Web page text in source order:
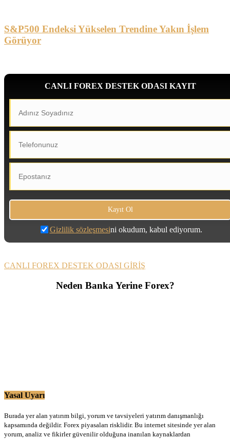
S&P500 Endeksi Yükselen Trendine Yakın İşlem
Görüyor
CANLI FOREX DESTEK ODASI KAYIT
Gizlilik sözleşmesini okudum, kabul ediyorum.
CANLI FOREX DESTEK ODASI GİRİŞ
Neden Banka Yerine Forex?
Yasal Uyarı
Burada yer alan yatırım bilgi, yorum ve tavsiyeleri yatırım danışmanlığı
kapsamında değildir. Forex piyasaları risklidir. Bu internet sitesinde yer alan
yorum, analiz ve fikirler güvenilir olduğuna inanılan kaynaklardan